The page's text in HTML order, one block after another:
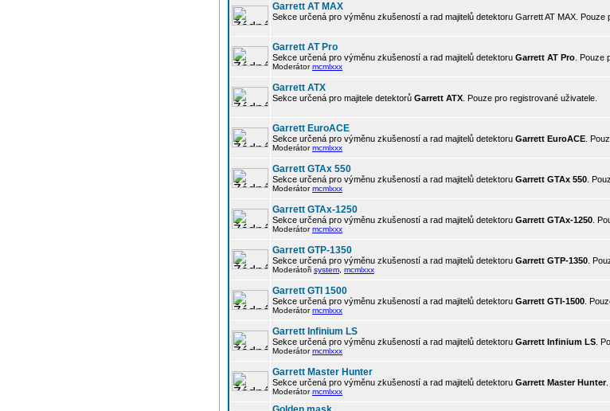
Garrett AT MAX
Sekce určená pro výměnu zkušeností a rad majitelů detektoru Garrett AT MAX. Pouze
Garrett AT Pro
Sekce určená pro výměnu zkušeností a rad majitelů detektoru Garrett AT Pro . Pouze
Moderátormcmlxxx
Garrett ATX
Sekce určená pro majitele detektorů Garrett ATX . Pouze pro registrované uživatele.
Garrett EuroACE
Sekce určená pro výměnu zkušeností a rad majitelů detektoru Garrett EuroACE .
Moderátormcmlxxx
Garrett GTAx 550
Sekce určená pro výměnu zkušeností a rad majitelů detektoru Garrett GTAx 550 .
Moderátormcmlxxx
Garrett GTAx-1250
Sekce určená pro výměnu zkušeností a rad majitelů detektoru Garrett GTAx-1250 .
Moderátormcmlxxx
Garrett GTP-1350
Sekce určená pro výměnu zkušeností a rad majitelů detektoru Garrett GTP-1350 .
Moderátoři system mcmlxxx
Garrett GTI 1500
Sekce určená pro výměnu zkušeností a rad majitelů detektoru Garrett GTI-1500 .
Moderátormcmlxxx
Garrett Infinium LS
Sekce určená pro výměnu zkušeností a rad majitelů detektoru Garrett Infinium LS .
Moderátormcmlxxx
Garrett Master Hunter
Sekce určená pro výměnu zkušeností a rad majitelů detektoru Garrett Master Hunter.
Moderátormcmlxxx